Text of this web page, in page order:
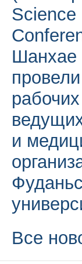
Science
Шанхае
и
Все